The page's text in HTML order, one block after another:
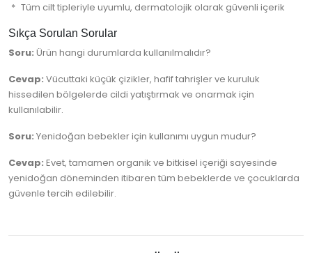
Tüm cilt tipleriyle uyumlu, dermatolojik olarak güvenli içerik
Sıkça Sorulan Sorular
Soru: Ürün hangi durumlarda kullanılmalıdır?
Cevap: Vücuttaki küçük çizikler, hafif tahrişler ve kuruluk
hissedilen bölgelerde cildi yatıştırmak ve onarmak için
kullanılabilir.
Soru: Yenidoğan bebekler için kullanımı uygun mudur?
Cevap: Evet, tamamen organik ve bitkisel içeriği sayesinde
yenidoğan döneminden itibaren tüm bebeklerde ve çocuklarda
güvenle tercih edilebilir.